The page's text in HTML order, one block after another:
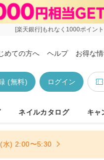
[楽天銀行]もれなく1000ポイント
めての方へ ヘルプ お得な
ログイン
(無料)
ネイルカタログ キャ
水) 2:00〜5:30